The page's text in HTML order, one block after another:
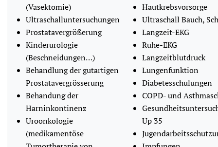
(Vasektomie)
Ultraschalluntersuchungen
Prostatavergrößerung
Kinderurologie
(Beschneidungen…)
Behandlung der gutartigen
Prostatavergrösserung
Behandung der
Harninkontinenz
Uroonkologie
(medikamentöse
Hautkrebsvorsorge
Ultraschall Bauch,
Langzeit-EKG
Ruhe-EKG
Langzeitblutdruck
Lungenfunktion
Diabetesschulungen
COPD- und
Up 35